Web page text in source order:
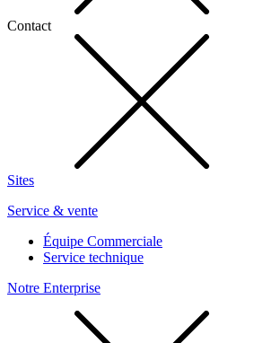
Contact
Sites
Service & vente
Équipe Commerciale
Service technique
Notre Enterprise